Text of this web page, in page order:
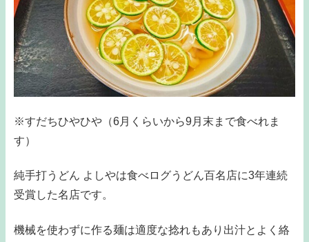
※すだちひやひや（6月くらいから9月末まで食べれま
す）
純手打うどん よしやは食べログうどん百名店に3年連続
受賞した名店です。
機械を使わずに作る麺は適度な捻れもあり出汁とよく絡